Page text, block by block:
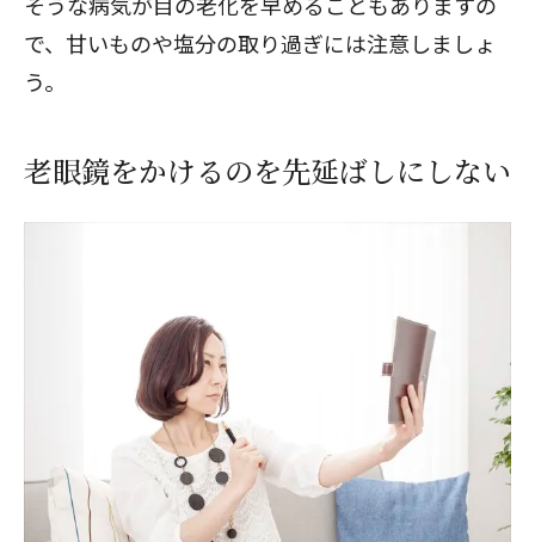
で、甘いものや塩分の取り過ぎには注意しましょ
う。
老眼鏡をかけるのを先延ばしにしない